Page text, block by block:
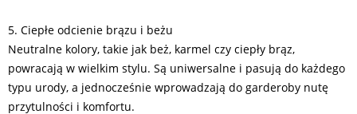
5. Ciepłe odcienie brązu i beżu
Neutralne kolory, takie jak beż, karmel czy ciepły brąz,
powracają w wielkim stylu. Są uniwersalne i pasują do każdego
typu urody, a jednocześnie wprowadzają do garderoby nutę
przytulności i komfortu.